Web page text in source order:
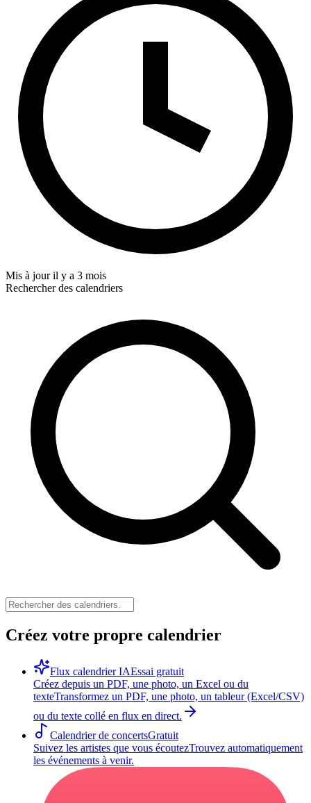
Mis à jour il y a 3 mois
Rechercher des calendriers
Créez votre propre calendrier
Flux calendrier IAEssai gratuit
Créez depuis un PDF, une photo, un Excel ou du
texteTransformez un PDF, une photo, un tableur (Excel/CSV)
ou du texte collé en flux en direct.
Calendrier de concertsGratuit
Suivez les artistes que vous écoutezTrouvez automatiquement
les événements à venir.